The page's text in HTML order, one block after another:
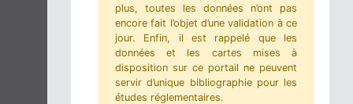
plus, toutes les données n’ont pas
encore fait l’objet d’une validation à ce
jour. Enfin, il est rappelé que les
données et les cartes mises à
disposition sur ce portail ne peuvent
servir d’unique bibliographie pour les
études réglementaires.